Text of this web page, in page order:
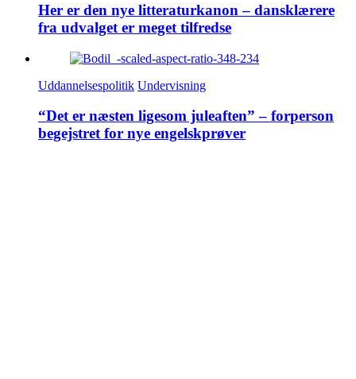
Her er den nye litteraturkanon – dansklærere
fra udvalget er meget tilfredse
Uddannelsespolitik Undervisning
“Det er næsten ligesom juleaften” – forperson
begejstret for nye engelskprøver